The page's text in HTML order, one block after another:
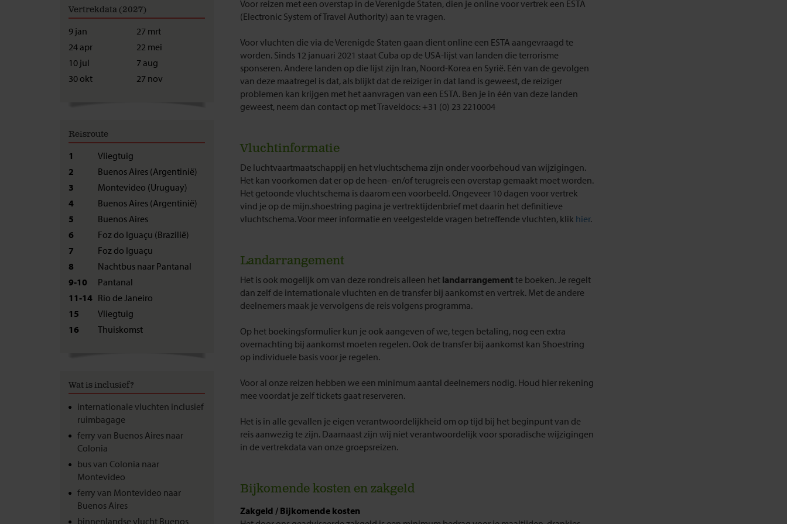
Vertrekdata (2027)
9 jan
27 mrt
24 apr
22 mei
10 jul
7 aug
30 okt
27 nov
Reisroute
1
Vliegtuig
2
Buenos Aires (Argentinië)
3
Montevideo (Uruguay)
4
Buenos Aires (Argentinië)
5
Buenos Aires
6
Foz do Iguaçu (Brazilië)
7
Foz do Iguaçu
8
Nachtbus naar Pantanal
9-10
Pantanal
11-14 Rio de Janeiro
15
Vliegtuig
16
Thuiskomst
Wat is inclusief?
internationale vluchten inclusief
ruimbagage
ferry van Buenos Aires naar
Colonia
bus van Colonia naar
Montevideo
ferry van Montevideo naar
Buenos Aires
binnenlandse vlucht Buenos
Voor reizen met een overstap in de Verenigde Staten, dien je online voor vertrek een ESTA
(Electronic System of Travel Authority) aan te vragen.
Voor vluchten die via de Verenigde Staten gaan dient online een ESTA aangevraagd te
worden. Sinds 12 januari 2021 staat Cuba op de USA-lijst van landen die terrorisme
sponseren. Andere landen op die lijst zijn Iran, Noord-Korea en Syrië. Eén van de gevolgen
van deze maatregel is dat, als blijkt dat de reiziger in dat land is geweest, de reiziger
problemen kan krijgen met het aanvragen van een ESTA. Ben je in één van deze landen
geweest, neem dan contact op met Traveldocs: +31 (0) 23 2210004
Vluchtinformatie
De luchtvaartmaatschappij en het vluchtschema zijn onder voorbehoud van wijzigingen.
Het kan voorkomen dat er op de heen- en/of terugreis een overstap gemaakt moet worden.
Het getoonde vluchtschema is daarom een voorbeeld. Ongeveer 10 dagen voor vertrek
vind je op de mijn.shoestring pagina je vertrektijdenbrief met daarin het definitieve
vluchtschema. Voor meer informatie en veelgestelde vragen betreffende vluchten, klik hier.
Landarrangement
Het is ook mogelijk om van deze rondreis alleen het landarrangement te boeken. Je regelt
dan zelf de internationale vluchten en de transfer bij aankomst en vertrek. Met de andere
deelnemers maak je vervolgens de reis volgens programma.
Op het boekingsformulier kun je ook aangeven of we, tegen betaling, nog een extra
overnachting bij aankomst moeten regelen. Ook de transfer bij aankomst kan Shoestring
op individuele basis voor je regelen.
Voor al onze reizen hebben we een minimum aantal deelnemers nodig. Houd hier rekening
mee voordat je zelf tickets gaat reserveren.
Het is in alle gevallen je eigen verantwoordelijkheid om op tijd bij het beginpunt van de
reis aanwezig te zijn. Daarnaast zijn wij niet verantwoordelijk voor sporadische wijzigingen
in de vertrekdata van onze groepsreizen.
Bijkomende kosten en zakgeld
Zakgeld / Bijkomende kosten